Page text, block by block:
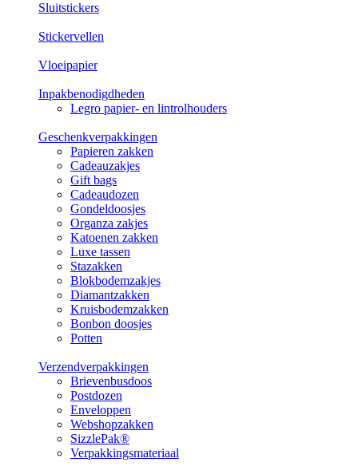
Sluitstickers
Stickervellen
Vloeipapier
Inpakbenodigdheden
Legro papier- en lintrolhouders
Geschenkverpakkingen
Papieren zakken
Cadeauzakjes
Gift bags
Cadeaudozen
Gondeldoosjes
Organza zakjes
Katoenen zakken
Luxe tassen
Stazakken
Blokbodemzakjes
Diamantzakken
Kruisbodemzakken
Bonbon doosjes
Potten
Verzendverpakkingen
Brievenbusdoos
Postdozen
Enveloppen
Webshopzakken
SizzlePak®
Verpakkingsmateriaal